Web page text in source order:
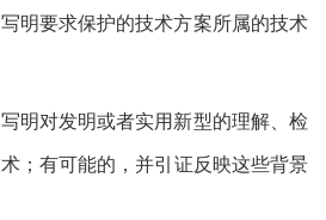
写明要求保护的技术方案所属的技术
写明对发明或者实用新型的理解、检
；有可能的，并引证反映这些背景